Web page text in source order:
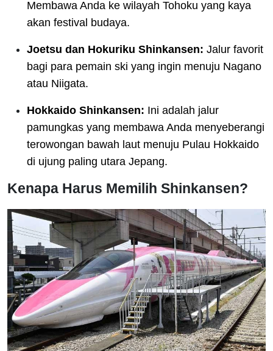
Membawa Anda ke wilayah Tohoku yang kaya
akan festival budaya.
Joetsu dan Hokuriku Shinkansen: Jalur favorit
bagi para pemain ski yang ingin menuju Nagano
atau Niigata.
Hokkaido Shinkansen: Ini adalah jalur
pamungkas yang membawa Anda menyeberangi
terowongan bawah laut menuju Pulau Hokkaido
di ujung paling utara Jepang.
Kenapa Harus Memilih Shinkansen?